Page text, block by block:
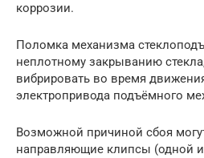
коррозии.
Поломка механизма
неплотному закрыванию
вибрировать во время
электропривода подъёмного
Возможной причиной сбоя
направляющие клипсы (одной